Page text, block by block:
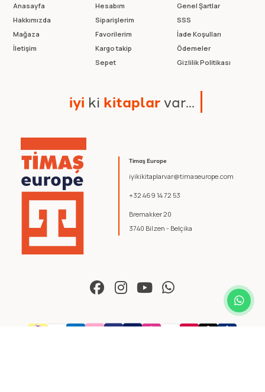
Timaş Europe
iyikikitaplarvar@timaseurope.com
+32 469 14 72 53
Bremakker 20
3740 Bilzen - Belçika
Anasayfa
Hakkımızda
Mağaza
İletişim
Hesabım
Siparişlerim
Favorilerim
Kargo takip
Sepet
Genel Şartlar
SSS
İade Koşulları
Ödemeler
Gizlilik Politikası
iyi ki kitaplarvar...